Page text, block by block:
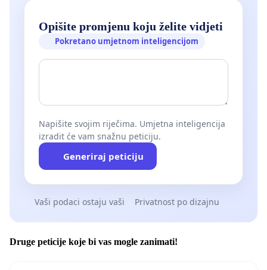
Opišite promjenu koju želite vidjeti
Pokretano umjetnom inteligencijom
Napišite svojim riječima. Umjetna inteligencija
izradit će vam snažnu peticiju.
Generiraj peticiju
Vaši podaci ostaju vaši Privatnost po dizajnu
Druge peticije koje bi vas mogle zanimati!